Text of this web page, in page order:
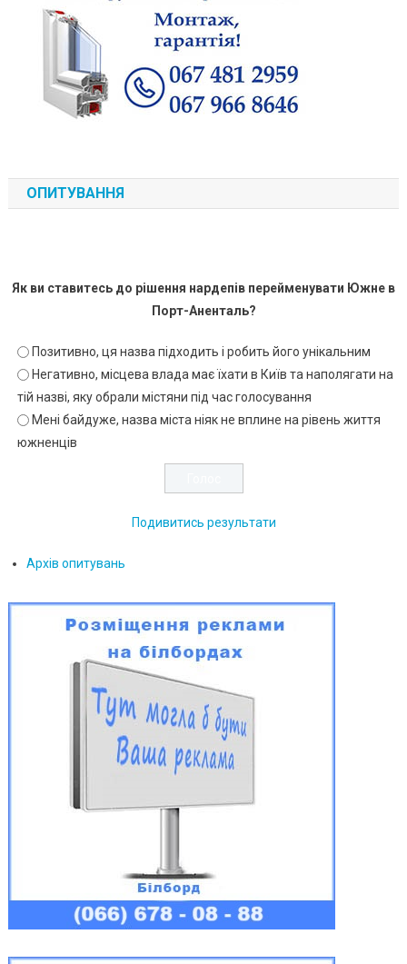
ОПИТУВАННЯ
Як ви ставитесь до рішення нардепів перейменувати Южне в
Порт-Аненталь?
Позитивно, ця назва підходить і робить його унікальним
Негативно, місцева влада має їхати в Київ та наполягати на
тій назві, яку обрали містяни під час голосування
Мені байдуже, назва міста ніяк не вплине на рівень життя
южненців
Подивитись результати
Архів опитувань